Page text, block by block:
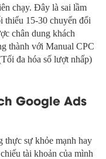
chạy. Đây là sai lầm
thiểu 15-30 chuyển đổi
chân dung khách
thành với Manual CPC
đa hóa số lượt nhấp)
Google Ads
thực sự khỏe mạnh hay
tài khoản của mình